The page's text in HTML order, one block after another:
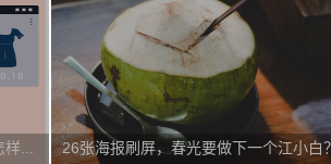
2022重要营销趋势： PHYGITAL是怎样的世界？丨大V说 26张海报刷屏，春光要做下一个江小白？